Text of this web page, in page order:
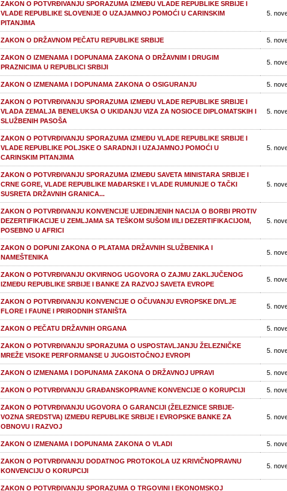
ZAKON O POTVRĐIVANJU SPORAZUMA IZMEĐU VLADE REPUBLIKE SRBIJE I
VLADE REPUBLIKE SLOVENIJE O UZAJAMNOJ POMOĆI U CARINSKIM
PITANJIMA
5.
ZAKON O DRŽAVNOM PEČATU REPUBLIKE SRBIJE 5.
ZAKON O IZMENAMA I DOPUNAMA ZAKONA O DRŽAVNIM I DRUGIM
PRAZNICIMA U REPUBLICI SRBIJI
5.
ZAKON O IZMENAMA I DOPUNAMA ZAKONA O OSIGURANJU 5.
ZAKON O POTVRĐIVANJU SPORAZUMA IZMEĐU VLADE REPUBLIKE SRBIJE I
VLADA ZEMALJA BENELUKSA O UKIDANJU VIZA ZA NOSIOCE DIPLOMATSKIH I
SLUŽBENIH PASOŠA
5.
ZAKON O POTVRĐIVANJU SPORAZUMA IZMEĐU VLADE REPUBLIKE SRBIJE I
VLADE REPUBLIKE POLJSKE O SARADNJI I UZAJAMNOJ POMOĆI U
CARINSKIM PITANJIMA
5.
ZAKON O POTVRĐIVANJU SPORAZUMA IZMEĐU SAVETA MINISTARA SRBIJE I
CRNE GORE, VLADE REPUBLIKE MAĐARSKE I VLADE RUMUNIJE O TAČKI
SUSRETA DRŽAVNIH GRANICA...
5.
ZAKON O POTVRĐIVANJU KONVENCIJE UJEDINJENIH NACIJA O BORBI PROTIV
DEZERTIFIKACIJE U ZEMLJAMA SA TEŠKOM SUŠOM I/ILI DEZERTIFIKACIJOM,
POSEBNO U AFRICI
5.
ZAKON O DOPUNI ZAKONA O PLATAMA DRŽAVNIH SLUŽBENIKA I
NAMEŠTENIKA
5.
ZAKON O POTVRĐIVANJU OKVIRNOG UGOVORA O ZAJMU ZAKLJUČENOG
IZMEĐU REPUBLIKE SRBIJE I BANKE ZA RAZVOJ SAVETA EVROPE
5.
ZAKON O POTVRĐIVANJU KONVENCIJE O OČUVANJU EVROPSKE DIVLJE
FLORE I FAUNE I PRIRODNIH STANIŠTA
5.
ZAKON O PEČATU DRŽAVNIH ORGANA 5.
ZAKON O POTVRĐIVANJU SPORAZUMA O USPOSTAVLJANJU ŽELEZNIČKE
MREŽE VISOKE PERFORMANSE U JUGOISTOČNOJ EVROPI
5.
ZAKON O IZMENAMA I DOPUNAMA ZAKONA O DRŽAVNOJ UPRAVI 5.
ZAKON O POTVRĐIVANJU GRAĐANSKOPRAVNE KONVENCIJE O KORUPCIJI 5.
ZAKON O POTVRĐIVANJU UGOVORA O GARANCIJI (ŽELEZNICE SRBIJE-
VOZNA SREDSTVA) IZMEĐU REPUBLIKE SRBIJE I EVROPSKE BANKE ZA
OBNOVU I RAZVOJ
5.
ZAKON O IZMENAMA I DOPUNAMA ZAKONA O VLADI 5.
ZAKON O POTVRĐIVANJU DODATNOG PROTOKOLA UZ KRIVIČNOPRAVNU
KONVENCIJU O KORUPCIJI
5.
ZAKON O POTVRĐIVANJU SPORAZUMA O TRGOVINI I EKONOMSKOJ